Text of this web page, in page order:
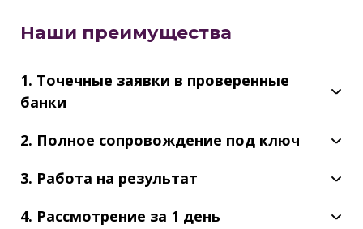
Наши преимущества
1. Точечные заявки в проверенные
банки
2. Полное сопровождение под ключ
3. Работа на результат
4. Рассмотрение за 1 день